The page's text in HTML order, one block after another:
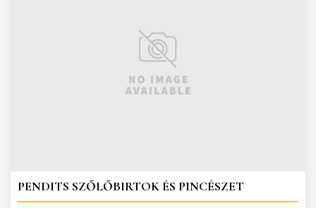
PENDITS SZŐLŐBIRTOK ÉS PINCÉSZET